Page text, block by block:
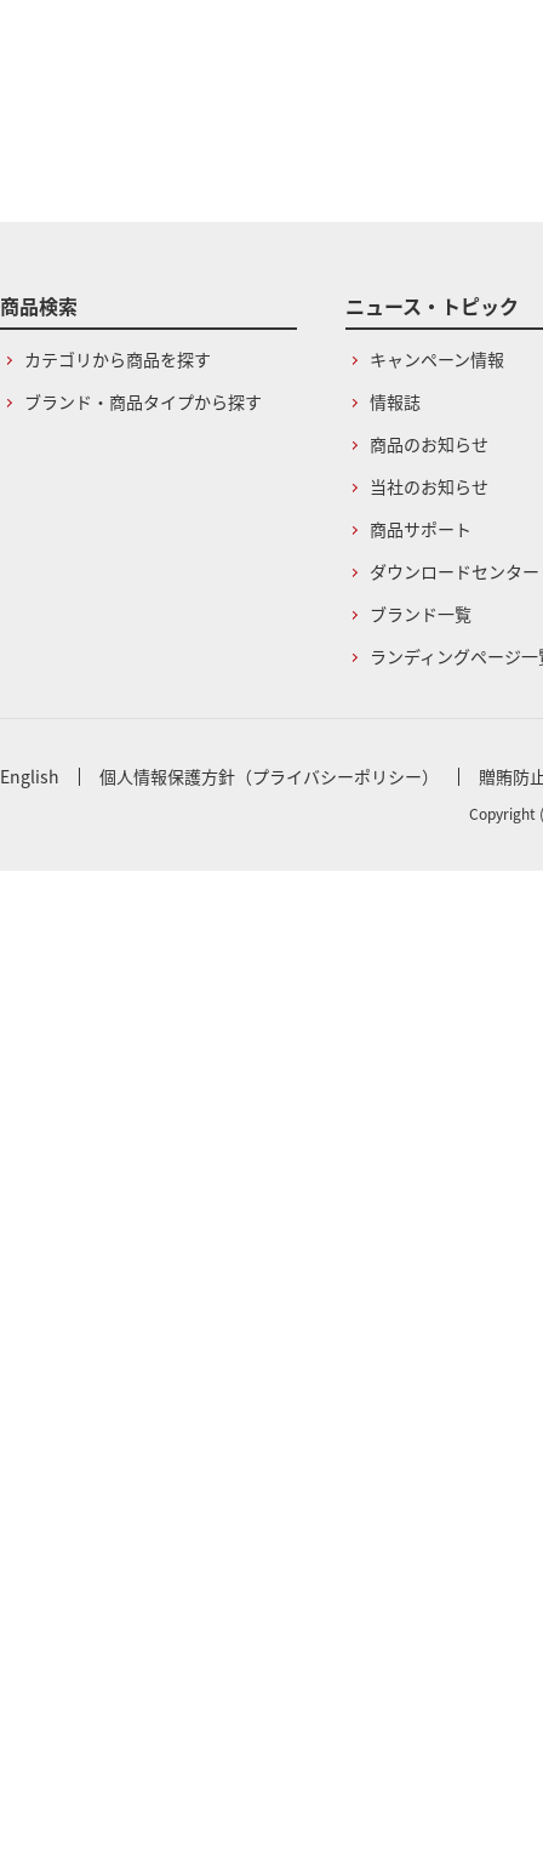
商品検索
カテゴリから商品を探す
ブランド・商品タイプから探す
ニュース・トピック
キャンペーン情報
情報誌
商品のお知らせ
当社のお知らせ
商品サポート
ダウンロードセンター
ブランド一覧
ランディングページ一
English 個人情報保護方針（プライバシーポリシー） 贈賄防
Copyright